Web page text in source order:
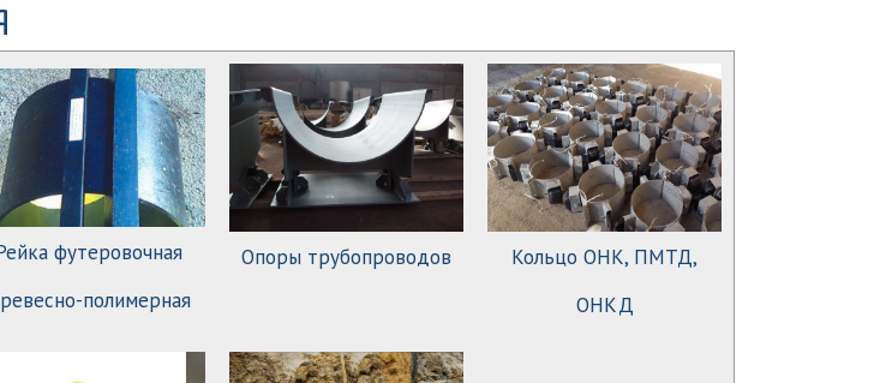
футеровочная
полимерная
Опоры трубопроводов
Кольцо ОНК, ПМТД,
ОНКД